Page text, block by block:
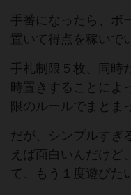
手番になったら、ボ
置いて得点を稼いで
手札制限５枚、同時
時置きすることによ
限のルールでまとま
だが、シンプルすぎ
えば面白いんだけど
て、もう１度遊びた